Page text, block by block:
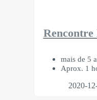
mais de 5
Aprox. 1
2020-